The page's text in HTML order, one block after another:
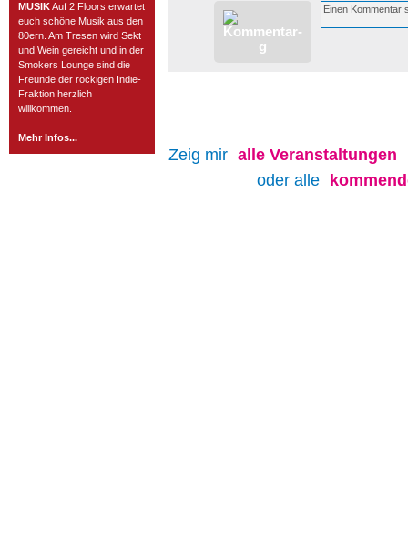
MUSIKAuf 2 Floors erwartet
euch schöne Musik aus den
80ern. Am Tresen wird Sekt
und Wein gereicht und in der
Smokers Lounge sind die
Freunde der rockigen Indie-
Fraktion herzlich
willkommen.
Mehr Infos...
Zeig mir alle Veranstaltungen
oder alle